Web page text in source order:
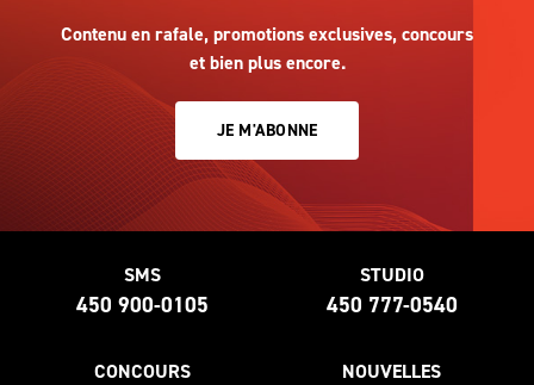
Contenu en rafale, promotions exclusives, concours
et bien plus encore.
JE M'ABONNE
SMS
450 900-0105
STUDIO
450 777-0540
CONCOURS NOUVELLES